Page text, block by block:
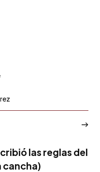
las reglas del
cancha)